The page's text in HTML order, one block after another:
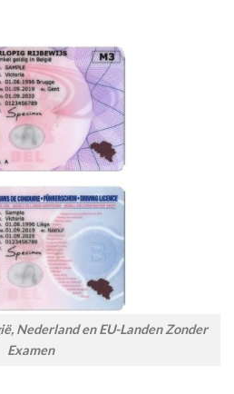
Nederland en EU-Landen Zonder
Examen